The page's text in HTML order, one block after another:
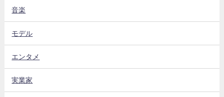
音楽
モデル
エンタメ
実業家